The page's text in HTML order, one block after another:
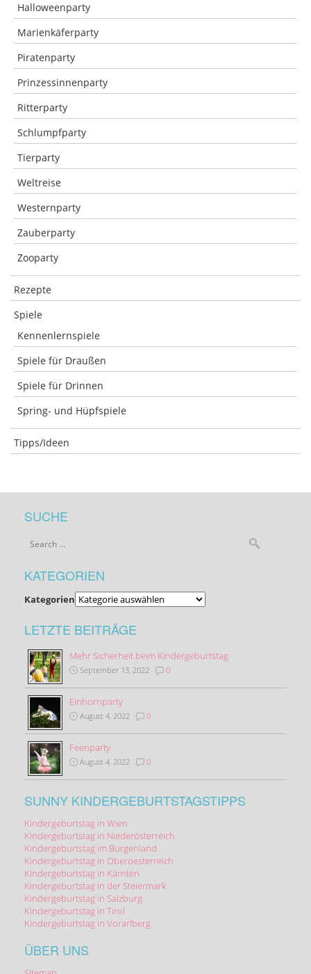
Halloweenparty
Marienkäferparty
Piratenparty
Prinzessinnenparty
Ritterparty
Schlumpfparty
Tierparty
Weltreise
Westernparty
Zauberparty
Zooparty
Rezepte
Spiele
Kennenlernspiele
Spiele für Draußen
Spiele für Drinnen
Spring- und Hüpfspiele
Tipps/Ideen
SUCHE
KATEGORIEN
Kategorien
LETZTE BEITRÄGE
Mehr Sicherheit beim Kindergeburtstag
September 13, 2022 0
Einhornparty
August 4, 2022 0
Feenparty
August 4, 2022 0
SUNNY KINDERGEBURTSTAGSTIPPS
Kindergeburtstag in Wien
Kindergeburtstag in Niederösterreich
Kindergeburtstag im Burgenland
Kindergeburtstag in Oberoesterreich
Kindergeburtstag in Kärnten
Kindergeburtstag in der Steiermark
Kindergeburtstag in Salzburg
Kindergeburtstag in Tirol
Kindergeburtstag in Vorarlberg
ÜBER UNS